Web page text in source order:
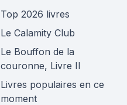
Top 2026 livres
Le Calamity Club
Le Bouffon de la
couronne, Livre II
Livres populaires en ce
moment